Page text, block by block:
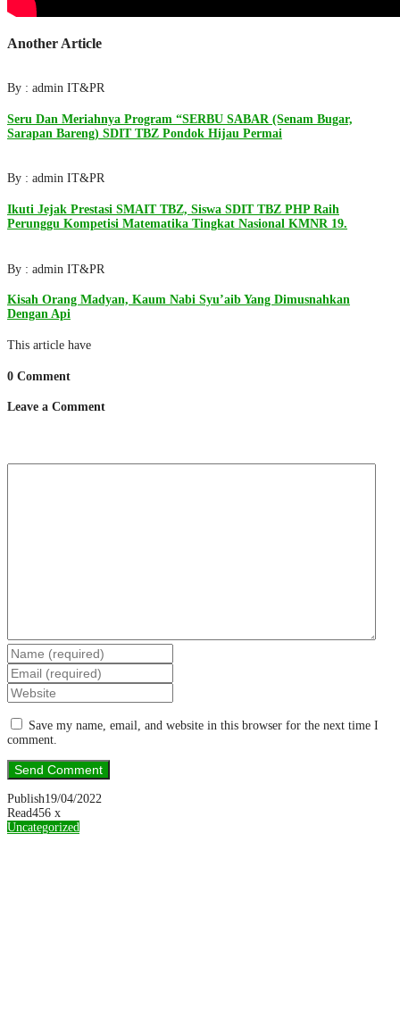
Another Article
By : admin IT&PR
Seru Dan Meriahnya Program “SERBU SABAR (Senam Bugar,
Sarapan Bareng) SDIT TBZ Pondok Hijau Permai
By : admin IT&PR
Ikuti Jejak Prestasi SMAIT TBZ, Siswa SDIT TBZ PHP Raih
Perunggu Kompetisi Matematika Tingkat Nasional KMNR 19.
By : admin IT&PR
Kisah Orang Madyan, Kaum Nabi Syu’aib Yang Dimusnahkan
Dengan Api
This article have
0 Comment
Leave a Comment
Save my name, email, and website in this browser for the next time I
comment.
Publish19/04/2022
Read456 x
Uncategorized